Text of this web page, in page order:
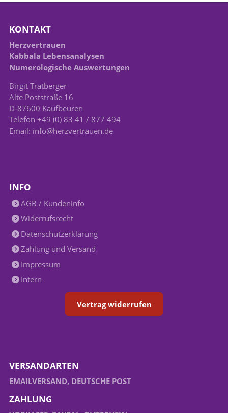
KONTAKT
Herzvertrauen
Kabbala Lebensanalysen
Numerologische Auswertungen
Birgit Tratberger
Alte Poststraße 16
D-87600 Kaufbeuren
Telefon +49 (0) 83 41 / 877 494
Email: info@herzvertrauen.de
INFO
AGB / Kundeninfo
Widerrufsrecht
Datenschutzerklärung
Zahlung und Versand
Impressum
Intern
Vertrag widerrufen
VERSANDARTEN
EMAILVERSAND, DEUTSCHE POST
ZAHLUNG